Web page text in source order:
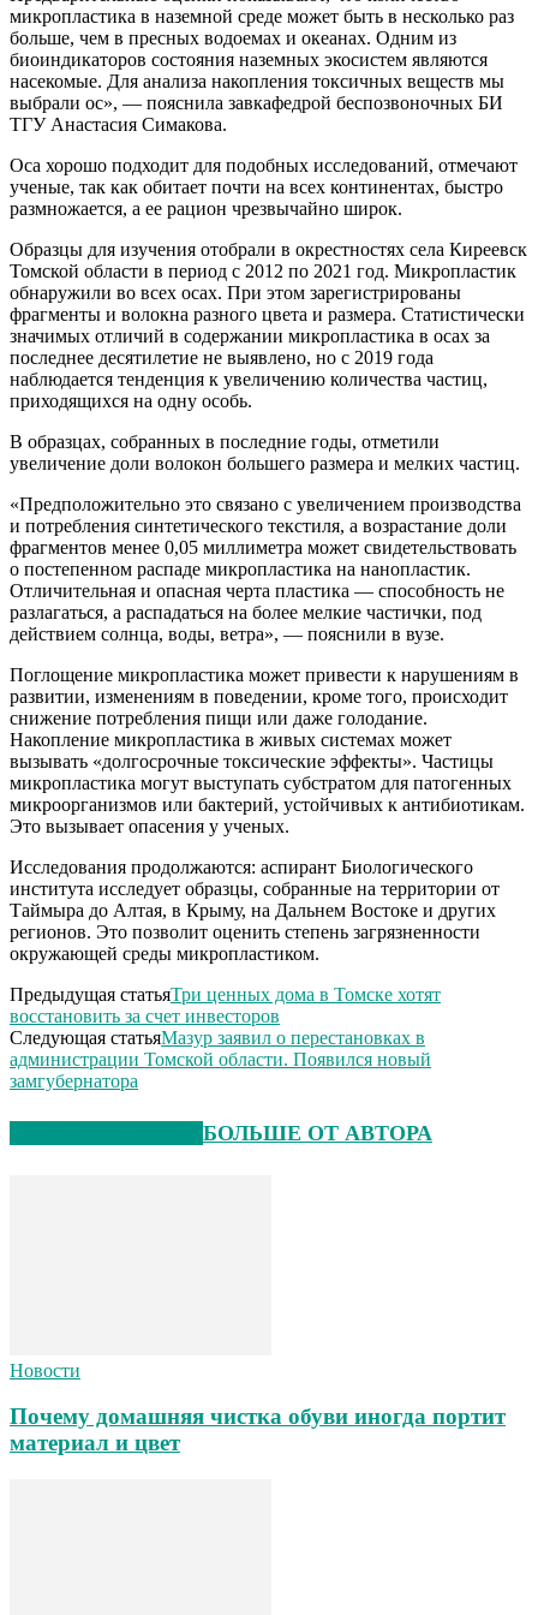
микропластика в наземной среде может быть в несколько раз
больше, чем в пресных водоемах и океанах. Одним из
биоиндикаторов состояния наземных экосистем являются
насекомые. Для анализа накопления токсичных веществ мы
выбрали ос», — пояснила завкафедрой беспозвоночных БИ
ТГУ Анастасия Симакова.
Оса хорошо подходит для подобных исследований, отмечают
ученые, так как обитает почти на всех континентах, быстро
размножается, а ее рацион чрезвычайно широк.
Образцы для изучения отобрали в окрестностях села Киреевск
Томской области в период с 2012 по 2021 год. Микропластик
обнаружили во всех осах. При этом зарегистрированы
фрагменты и волокна разного цвета и размера. Статистически
значимых отличий в содержании микропластика в осах за
последнее десятилетие не выявлено, но с 2019 года
наблюдается тенденция к увеличению количества частиц,
приходящихся на одну особь.
В образцах, собранных в последние годы, отметили
увеличение доли волокон большего размера и мелких частиц.
«Предположительно это связано с увеличением производства
и потребления синтетического текстиля, а возрастание доли
фрагментов менее 0,05 миллиметра может свидетельствовать
о постепенном распаде микропластика на нанопластик.
Отличительная и опасная черта пластика — способность не
разлагаться, а распадаться на более мелкие частички, под
действием солнца, воды, ветра», — пояснили в вузе.
Поглощение микропластика может привести к нарушениям в
развитии, изменениям в поведении, кроме того, происходит
снижение потребления пищи или даже голодание.
Накопление микропластика в живых системах может
вызывать «долгосрочные токсические эффекты». Частицы
микропластика могут выступать субстратом для патогенных
микроорганизмов или бактерий, устойчивых к антибиотикам.
Это вызывает опасения у ученых.
Исследования продолжаются: аспирант Биологического
института исследует образцы, собранные на территории от
Таймыра до Алтая, в Крыму, на Дальнем Востоке и других
регионов. Это позволит оценить степень загрязненности
окружающей среды микропластиком.
Предыдущая статьяТри ценных дома в Томске хотят
восстановить за счет инвесторов
Следующая статьяМазур заявил о перестановках в
администрации Томской области. Появился новый
замгубернатора
БОЛЬШЕ ОТ АВТОРА
Новости
Почему домашняя чистка обуви иногда портит
материал и цвет